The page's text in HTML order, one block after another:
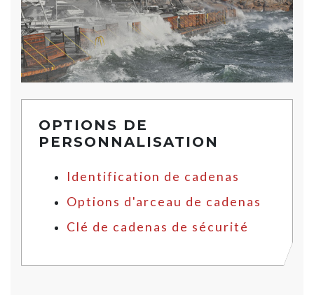
OPTIONS DE
PERSONNALISATION
Identification de cadenas
Options d'arceau de cadenas
Clé de cadenas de sécurité